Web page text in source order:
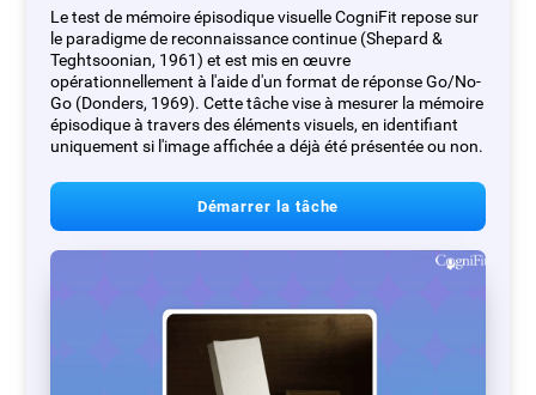
Le test de mémoire épisodique visuelle CogniFit repose sur
le paradigme de reconnaissance continue (Shepard &
Teghtsoonian, 1961) et est mis en œuvre
opérationnellement à l'aide d'un format de réponse Go/No-
Go (Donders, 1969). Cette tâche vise à mesurer la mémoire
épisodique à travers des éléments visuels, en identifiant
uniquement si l'image affichée a déjà été présentée ou non.
Démarrer la tâche